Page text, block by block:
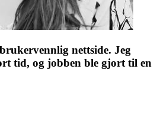
nettside. Jeg
tid, og jobben ble gjort til en